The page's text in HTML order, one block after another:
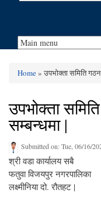
Home» उपभोक्ता समिति गठन
उपभोक्ता
सम्बन्धमा |
Submitted on:Tue, 06/16/
श्री वडा कार्यालय सबै
फतुवा विजयपुर नगरपालिका
लक्ष्मीनिया दो. रौतहट |